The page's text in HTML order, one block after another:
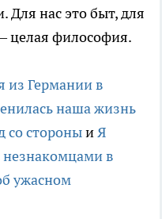
нас это быт, для
целая философия.
из Германии в
наша жизнь
со стороныиЯ
незнакомцами в
ужасном